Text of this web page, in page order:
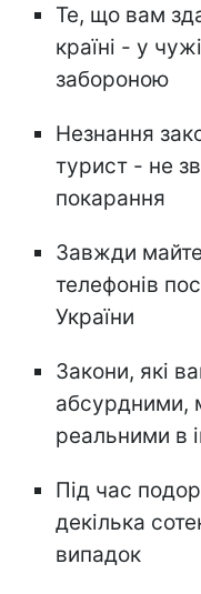
Те, що вам
країні - у
забороною
Незнання
турист - не
покарання
Завжди
телефонів
України
Закони, які
абсурдними,
реальними в
Під час
декілька
випадок